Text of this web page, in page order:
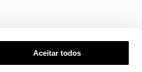
Aceitar todos